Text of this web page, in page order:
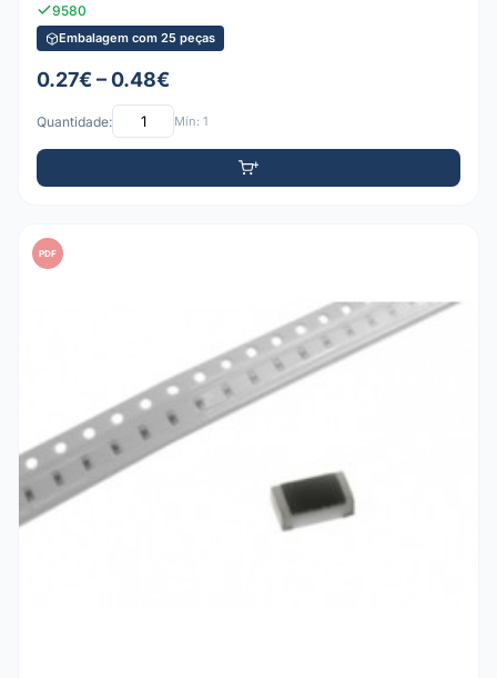
9580
Embalagem com 25 peças
0.27€ – 0.48€
Quantidade: Mín: 1
PDF